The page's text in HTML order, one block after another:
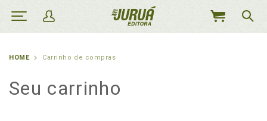
MEU
HOME Carrinho de compras
Seu carrinho